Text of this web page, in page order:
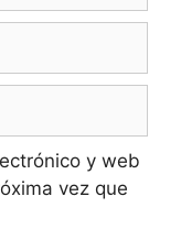
y web
vez que